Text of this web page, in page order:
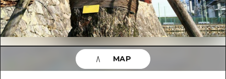
グルメ・酒
サイクリング
ショッピング
スポーツ
あたらしい非日常
広島市周辺
安芸
広島市周辺
安芸
備後
備北
旬情報
お役立ち情報
お役立ち情報一覧
MAP